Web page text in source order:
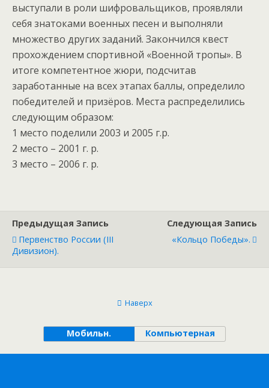
выступали в роли шифровальщиков, проявляли
себя знатоками военных песен и выполняли
множество других заданий. Закончился квест
прохождением спортивной «Военной тропы». В
итоге компетентное жюри, подсчитав
заработанные на всех этапах баллы, определило
победителей и призёров. Места распределились
следующим образом:
1 место поделили 2003 и 2005 г.р.
2 место – 2001 г. р.
3 место – 2006 г. р.
Предыдущая Запись
Первенство России (III
Дивизион).
Следующая Запись
«Кольцо Победы».
Наверх
Мобильн. Компьютерная